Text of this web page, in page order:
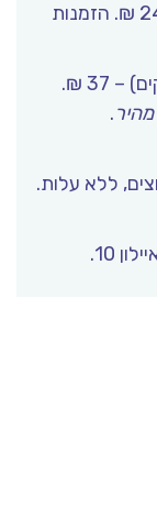
שליח עד הבית (3-5 ימי עסקים) – 24 ₪. הזמנות
.
ללא עלות.
10.